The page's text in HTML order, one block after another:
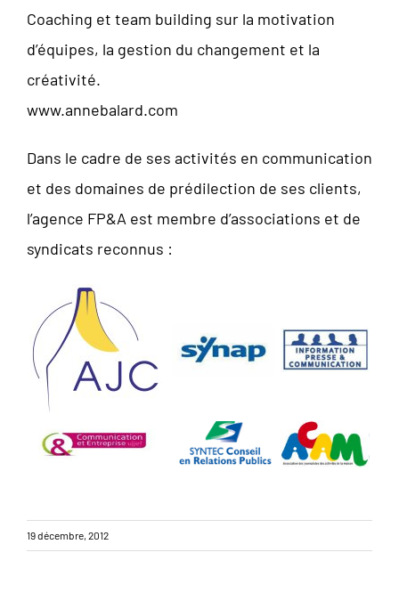
Coaching et team building sur la motivation
d’équipes, la gestion du changement et la
créativité.
www.annebalard.com
Dans le cadre de ses activités en communication
et des domaines de prédilection de ses clients,
l’agence FP&A est membre d’associations et de
syndicats reconnus :
19 décembre, 2012